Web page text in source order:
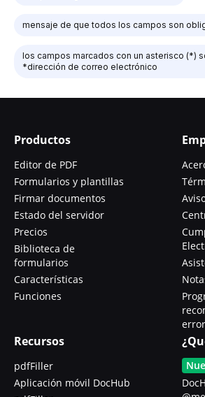
mensaje de que todos los campos son
los campos marcados con un asterisco (*)
*dirección de correo electrónico
Productos
Editor de PDF
Formularios y plantillas
Firmar documentos
Estado del servidor
Precios
Biblioteca de
formularios
Características
Funciones
Recursos
pdfFiller
Aplicación móvil DocHub